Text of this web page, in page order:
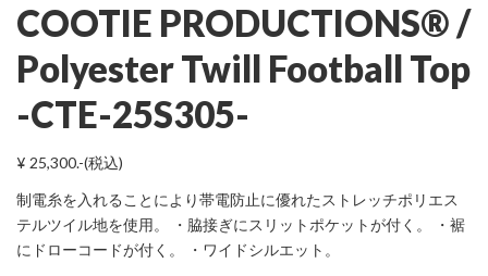
COOTIE PRODUCTIONS® /
Polyester Twill Football Top
-CTE-25S305-
¥ 25,300.-(税込)
制電糸を入れることにより帯電防止に優れたストレッチポリエス
テルツイル地を使用。 ・脇接ぎにスリットポケットが付く。 ・裾
にドローコードが付く。 ・ワイドシルエット。